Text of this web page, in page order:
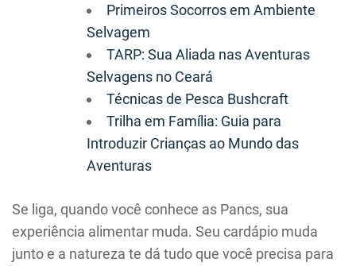
Primeiros Socorros em Ambiente
Selvagem
TARP: Sua Aliada nas Aventuras
Selvagens no Ceará
Técnicas de Pesca Bushcraft
Trilha em Família: Guia para
Introduzir Crianças ao Mundo das
Aventuras
Se liga, quando você conhece as Pancs, sua
experiência alimentar muda. Seu cardápio muda
junto e a natureza te dá tudo que você precisa para